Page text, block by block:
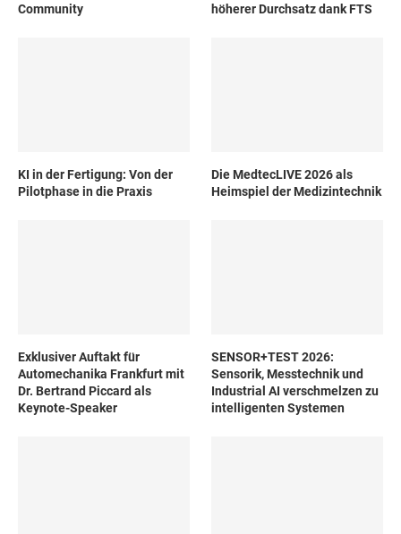
Community
höherer Durchsatz dank FTS
KI in der Fertigung: Von der
Pilotphase in die Praxis
Die MedtecLIVE 2026 als
Heimspiel der Medizintechnik
Exklusiver Auftakt für
Automechanika Frankfurt mit
Dr. Bertrand Piccard als
Keynote-Speaker
SENSOR+TEST 2026:
Sensorik, Messtechnik und
Industrial AI verschmelzen zu
intelligenten Systemen